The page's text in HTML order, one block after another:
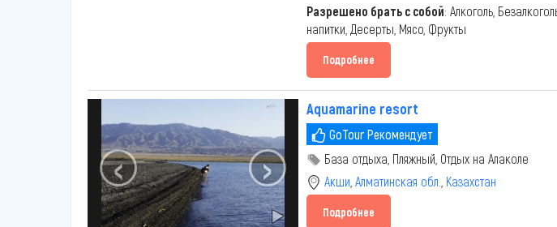
Разрешено брать с собой: Алкоголь,
напитки, Десерты, Мясо, Фрукты
Подробнее
‹ ›
Aquamarine resort
GoTour Рекомендует
База отдыха, Пляжный, Отдых на Алаколе
Акши Алматинская обл. Казахстан
Подробнее